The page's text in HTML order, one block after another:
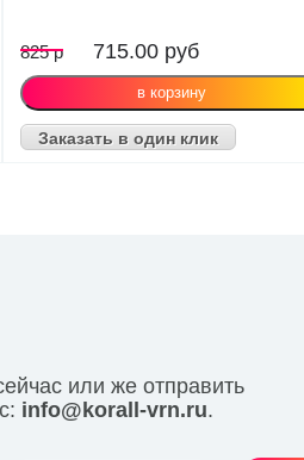
825 р 715.00 руб
Заказать в один клик
или же отправить
info@korall-vrn.ru.